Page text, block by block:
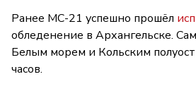
Ранее МС-21 успешно прошёл
обледенение в Архангельске.
Белым морем и Кольским
часов.